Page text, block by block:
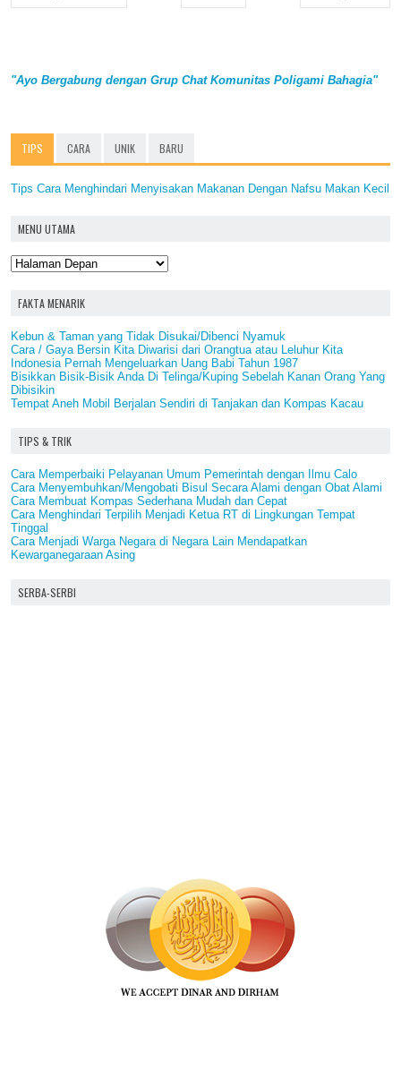
"Ayo Bergabung dengan Grup Chat Komunitas Poligami Bahagia"
TIPS CARA UNIK BARU
Tips Cara Menghindari Menyisakan Makanan Dengan Nafsu Makan Kecil
MENU UTAMA
FAKTA MENARIK
Kebun & Taman yang Tidak Disukai/Dibenci Nyamuk
Cara / Gaya Bersin Kita Diwarisi dari Orangtua atau Leluhur Kita
Indonesia Pernah Mengeluarkan Uang Babi Tahun 1987
Bisikkan Bisik-Bisik Anda Di Telinga/Kuping Sebelah Kanan Orang Yang
Dibisikin
Tempat Aneh Mobil Berjalan Sendiri di Tanjakan dan Kompas Kacau
TIPS & TRIK
Cara Memperbaiki Pelayanan Umum Pemerintah dengan Ilmu Calo
Cara Menyembuhkan/Mengobati Bisul Secara Alami dengan Obat Alami
Cara Membuat Kompas Sederhana Mudah dan Cepat
Cara Menghindari Terpilih Menjadi Ketua RT di Lingkungan Tempat
Tinggal
Cara Menjadi Warga Negara di Negara Lain Mendapatkan
Kewarganegaraan Asing
SERBA-SERBI